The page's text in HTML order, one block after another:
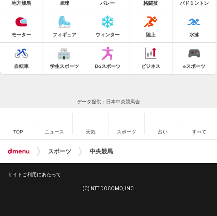
地方競馬 卓球 バレー 格闘技 バドミントン
モーター フィギュア ウィンター 陸上 水泳
自転車 学生スポーツ Doスポーツ ビジネス eスポーツ
データ提供：日本中央競馬会
TOP ニュース 天気 スポーツ 占い すべて
スポーツ 中央競馬
サイトご利用にあたって
(C) NTT DOCOMO, INC.